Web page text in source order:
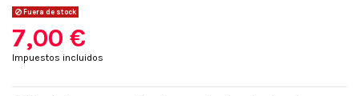
Fuera de stock
7,00 €
Impuestos incluidos